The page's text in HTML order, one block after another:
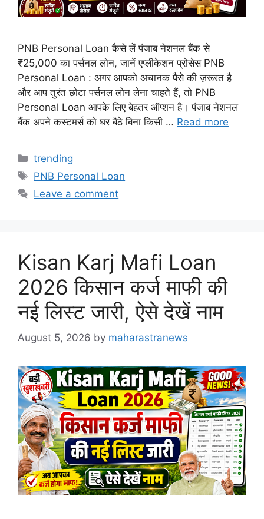
PNB Personal Loan कैसे लें पंजाब नेशनल बैंक से
₹25,000 का पर्सनल लोन, जानें एप्लीकेशन प्रोसेस PNB
Personal Loan : अगर आपको अचानक पैसे की ज़रूरत है
और आप तुरंत छोटा पर्सनल लोन लेना चाहते हैं, तो PNB
Personal Loan आपके लिए बेहतर ऑप्शन है। पंजाब नेशनल
बैंक अपने कस्टमर्स को घर बैठे बिना किसी … Read more
Categories
trending
Tags
PNB Personal Loan
Leave a comment
Kisan Karj Mafi Loan
2026 किसान कर्ज माफी की
नई लिस्ट जारी, ऐसे देखें नाम
August 5, 2026 by maharastranews